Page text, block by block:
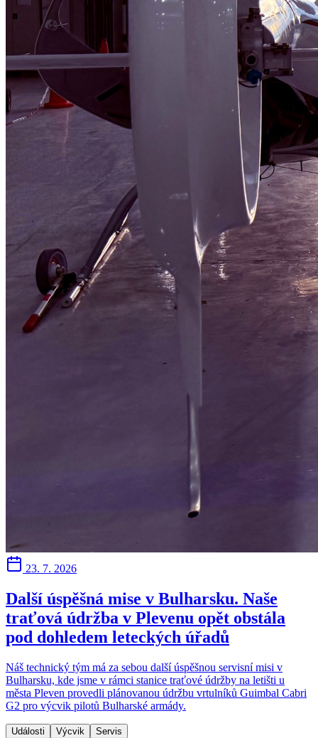
23. 7. 2026
Další úspěšná mise v Bulharsku. Naše
traťová údržba v Plevenu opět obstála
pod dohledem leteckých úřadů
Náš technický tým má za sebou další úspěšnou servisní misi v
Bulharsku, kde jsme v rámci stanice traťové údržby na letišti u
města Pleven provedli plánovanou údržbu vrtulníků Guimbal Cabri
G2 pro výcvik pilotů Bulharské armády.
Události Výcvik Servis